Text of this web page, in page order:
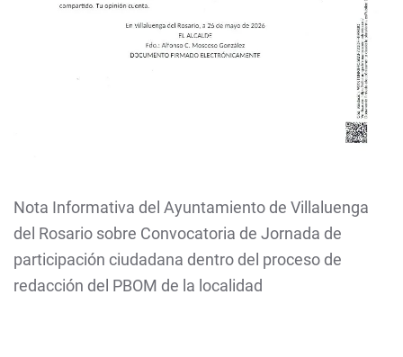
Nota Informativa del Ayuntamiento de Villaluenga
del Rosario sobre Convocatoria de Jornada de
participación ciudadana dentro del proceso de
redacción del PBOM de la localidad